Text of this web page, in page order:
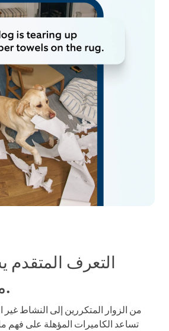
التعرف
معرفة المزيد.
من الزوار المتكررين إلى النشاط غير
تساعد الكاميرات المؤهلة على فهم